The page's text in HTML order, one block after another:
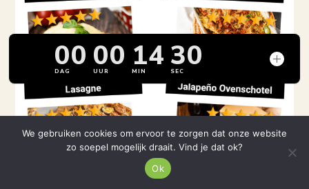
We gebruiken cookies om ervoor te zorgen dat onze website
zo soepel mogelijk draait. Vind je dat ok?
Ok